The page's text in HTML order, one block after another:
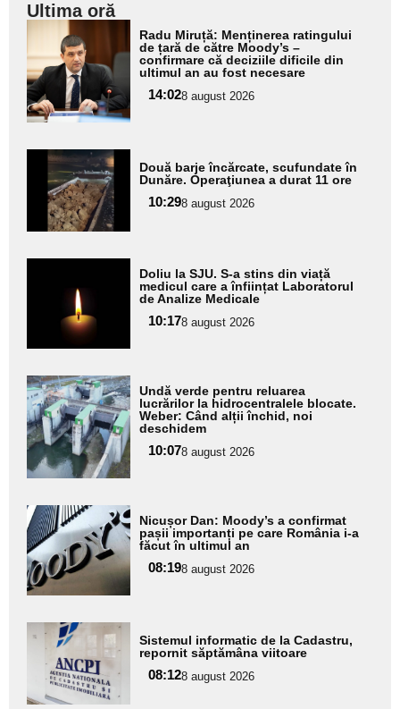
Ultima oră
Adaugă
aici textul
pentru
subtitlu
Radu Miruță: Menținerea ratingului
de țară de către Moody’s –
confirmare că deciziile dificile din
ultimul an au fost necesare
14:028 august 2026
Adaugă
aici textul
pentru
subtitlu
Două barje încărcate, scufundate în
Dunăre. Operaţiunea a durat 11 ore
10:298 august 2026
aici textul
pentru
subtitlu
Doliu la SJU. S-a stins din viață
medicul care a înființat Laboratorul
de Analize Medicale
10:178 august 2026
Adaugă
aici textul
pentru
subtitlu
Undă verde pentru reluarea
lucrărilor la hidrocentralele blocate.
Weber: Când alții închid, noi
deschidem
10:078 august 2026
Adaugă
aici textul
pentru
subtitlu
Nicușor Dan: Moody’s a confirmat
pașii importanți pe care România i-a
făcut în ultimul an
08:198 august 2026
Adaugă
aici textul
pentru
subtitlu
Sistemul informatic de la Cadastru,
repornit săptămâna viitoare
08:128 august 2026